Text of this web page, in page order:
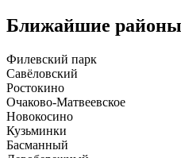
Ближайшие районы
Филевский парк
Савёловский
Ростокино
Очаково-Матвеевское
Новокосино
Кузьминки
Басманный